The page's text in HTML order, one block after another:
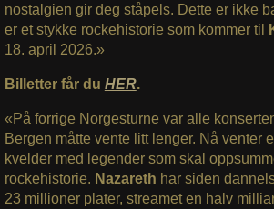
nostalgien gir deg ståpels. Dette er ikke
er et stykke rockehistorie som kommer til
18. april 2026.»
Billetter får du HER.
«På forrige Norgesturne var alle
Bergen måtte vente litt lenger. Nå venter
kvelder med legender som skal
rockehistorie. Nazareth har siden
23 millioner plater, streamet en halv